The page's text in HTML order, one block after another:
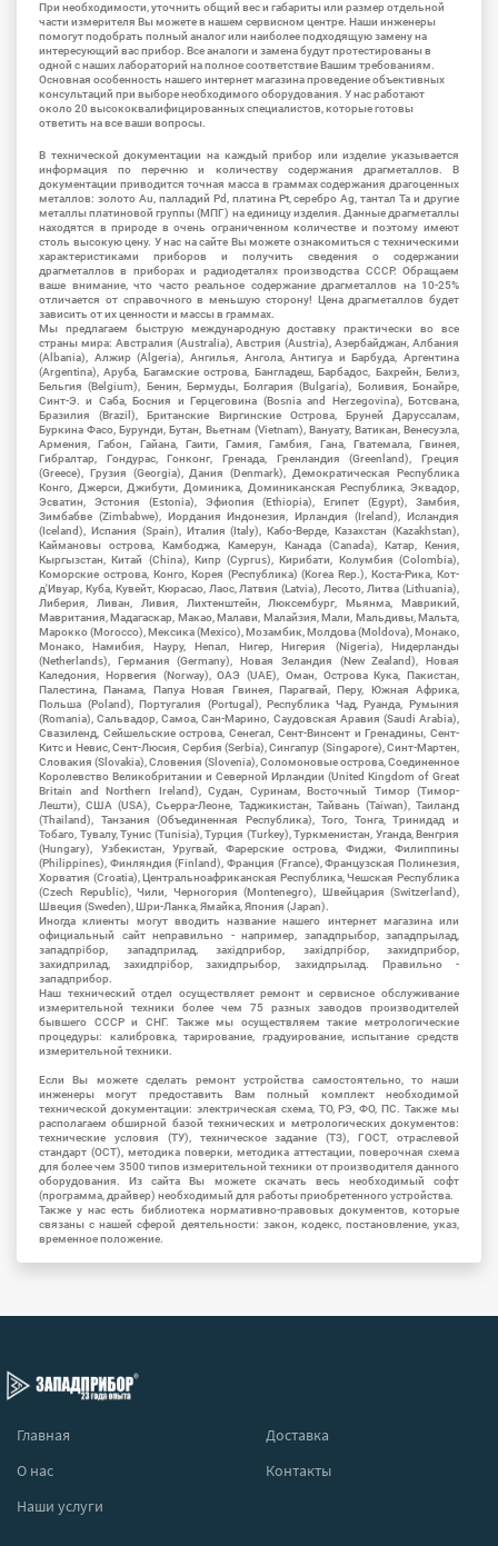
При необходимости, уточнить общий вес и габариты или размер отдельной
части измерителя Вы можете в нашем сервисном центре. Наши инженеры
помогут подобрать полный аналог или наиболее подходящую замену на
интересующий вас прибор. Все аналоги и замена будут протестированы в
одной с наших лабораторий на полное соответствие Вашим требованиям.
Основная особенность нашего интернет магазина проведение объективных
консультаций при выборе необходимого оборудования. У нас работают
около 20 высококвалифицированных специалистов, которые готовы
ответить на все ваши вопросы.
В технической документации на каждый прибор или изделие указывается
информация по перечню и количеству содержания драгметаллов. В
документации приводится точная масса в граммах содержания драгоценных
металлов: золото Au, палладий Pd, платина Pt, серебро Ag, тантал Ta и другие
металлы платиновой группы (МПГ) на единицу изделия. Данные драгметаллы
находятся в природе в очень ограниченном количестве и поэтому имеют
столь высокую цену. У нас на сайте Вы можете ознакомиться с техническими
характеристиками приборов и получить сведения о содержании
драгметаллов в приборах и радиодеталях производства СССР. Обращаем
ваше внимание, что часто реальное содержание драгметаллов на 10-25%
отличается от справочного в меньшую сторону! Цена драгметаллов будет
зависить от их ценности и массы в граммах.
Мы предлагаем быструю международную доставку практически во все
страны мира: Австралия (Australia), Австрия (Austria), Азербайджан, Албания
(Albania), Алжир (Algeria), Ангилья, Ангола, Антигуа и Барбуда, Аргентина
(Argentina), Аруба, Багамские острова, Бангладеш, Барбадос, Бахрейн, Белиз,
Бельгия (Belgium), Бенин, Бермуды, Болгария (Bulgaria), Боливия, Бонайре,
Синт-Э. и Саба, Босния и Герцеговина (Bosnia and Herzegovina), Ботсвана,
Бразилия (Brazil), Британские Виргинские Острова, Бруней Даруссалам,
Буркина Фасо, Бурунди, Бутан, Вьетнам (Vietnam), Вануату, Ватикан, Венесуэла,
Армения, Габон, Гайана, Гаити, Гамия, Гамбия, Гана, Гватемала, Гвинея,
Гибралтар, Гондурас, Гонконг, Гренада, Гренландия (Greenland), Греция
(Greece), Грузия (Georgia), Дания (Denmark), Демократическая Республика
Конго, Джерси, Джибути, Доминика, Доминиканская Республика, Эквадор,
Эсватин, Эстония (Estonia), Эфиопия (Ethiopia), Египет (Egypt), Замбия,
Зимбабве (Zimbabwe), Иордания Индонезия, Ирландия (Ireland), Исландия
(Iceland), Испания (Spain), Италия (Italy), Кабо-Верде, Казахстан (Kazakhstan),
Каймановы острова, Камбоджа, Камерун, Канада (Canada), Катар, Кения,
Кыргызстан, Китай (China), Кипр (Cyprus), Кирибати, Колумбия (Colombia),
Коморские острова, Конго, Корея (Республика) (Korea Rep.), Коста-Рика, Кот-
д'Ивуар, Куба, Кувейт, Кюрасао, Лаос, Латвия (Latvia), Лесото, Литва (Lithuania),
Либерия, Ливан, Ливия, Лихтенштейн, Люксембург, Мьянма, Маврикий,
Мавритания, Мадагаскар, Макао, Малави, Малайзия, Мали, Мальдивы, Мальта,
Марокко (Morocco), Мексика (Mexico), Мозамбик, Молдова (Moldova), Монако,
Монако, Намибия, Науру, Непал, Нигер, Нигерия (Nigeria), Нидерланды
(Netherlands), Германия (Germany), Новая Зеландия (New Zealand), Новая
Каледония, Норвегия (Norway), ОАЭ (UAE), Оман, Острова Кука, Пакистан,
Палестина, Панама, Папуа Новая Гвинея, Парагвай, Перу, Южная Африка,
Польша (Poland), Португалия (Portugal), Республика Чад, Руанда, Румыния
(Romania), Сальвадор, Самоа, Сан-Марино, Саудовская Аравия (Saudi Arabia),
Свазиленд, Сейшельские острова, Сенегал, Сент-Винсент и Гренадины, Сент-
Китс и Невис, Сент-Люсия, Сербия (Serbia), Сингапур (Singapore), Синт-Мартен,
Словакия (Slovakia), Словения (Slovenia), Соломоновые острова, Соединенное
Королевство Великобритании и Северной Ирландии (United Kingdom of Great
Britain and Northern Ireland), Судан, Суринам, Восточный Тимор (Тимор-
Лешти), США (USA), Сьерра-Леоне, Таджикистан, Тайвань (Taiwan), Таиланд
(Thailand), Танзания (Объединенная Республика), Того, Тонга, Тринидад и
Тобаго, Тувалу, Тунис (Tunisia), Турция (Turkey), Туркменистан, Уганда, Венгрия
(Hungary), Узбекистан, Уругвай, Фарерские острова, Фиджи, Филиппины
(Philippines), Финляндия (Finland), Франция (France), Французская Полинезия,
Хорватия (Croatia), Центральноафриканская Республика, Чешская Республика
(Czech Republic), Чили, Черногория (Montenegro), Швейцария (Switzerland),
Швеция (Sweden), Шри-Ланка, Ямайка, Япония (Japan).
Иногда клиенты могут вводить название нашего интернет магазина или
официальный сайт неправильно - например, западпрыбор, западпрылад,
западпрібор, западприлад, західприбор, західпрібор, захидприбор,
захидприлад, захидпрібор, захидпрыбор, захидпрылад. Правильно -
западприбор.
Наш технический отдел осуществляет ремонт и сервисное обслуживание
измерительной техники более чем 75 разных заводов производителей
бывшего СССР и СНГ. Также мы осуществляем такие метрологические
процедуры: калибровка, тарирование, градуирование, испытание средств
измерительной техники.
Если Вы можете сделать ремонт устройства самостоятельно, то наши
инженеры могут предоставить Вам полный комплект необходимой
технической документации: электрическая схема, ТО, РЭ, ФО, ПС. Также мы
располагаем обширной базой технических и метрологических документов:
технические условия (ТУ), техническое задание (ТЗ), ГОСТ, отраслевой
стандарт (ОСТ), методика поверки, методика аттестации, поверочная схема
для более чем 3500 типов измерительной техники от производителя данного
оборудования. Из сайта Вы можете скачать весь необходимый софт
(программа, драйвер) необходимый для работы приобретенного устройства.
Также у нас есть библиотека нормативно-правовых документов, которые
связаны с нашей сферой деятельности: закон, кодекс, постановление, указ,
временное положение.
Главная
Доставка
О нас
Контакты
Наши услуги